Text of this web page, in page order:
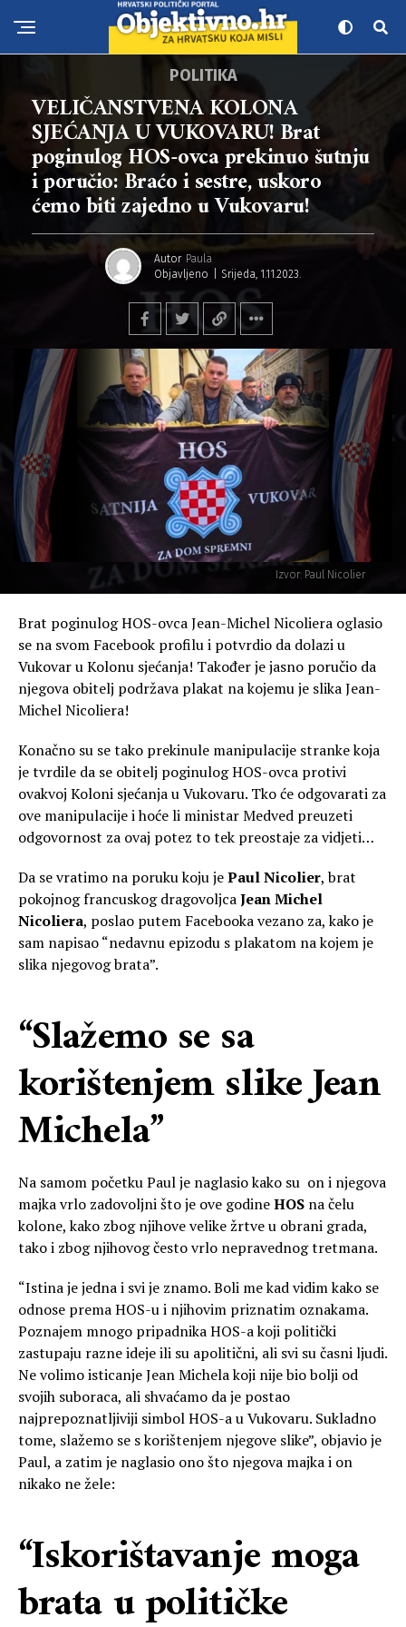
Izvor: Paul Nicolier
POLITIKA
VELIČANSTVENA KOLONA
SJEĆANJA U VUKOVARU! Brat
poginulog HOS-ovca prekinuo šutnju
i poručio: Braćo i sestre, uskoro
ćemo biti zajedno u Vukovaru!
Autor Paula
Objavljeno
Srijeda, 1.11.2023.
Brat poginulog HOS-ovca Jean-Michel Nicoliera oglasio
se na svom Facebook profilu i potvrdio da dolazi u
Vukovar u Kolonu sjećanja! Također je jasno poručio da
njegova obitelj podržava plakat na kojemu je slika Jean-
Michel Nicoliera!
Konačno su se tako prekinule manipulacije stranke koja
je tvrdile da se obitelj poginulog HOS-ovca protivi
ovakvoj Koloni sjećanja u Vukovaru. Tko će odgovarati za
ove manipulacije i hoće li ministar Medved preuzeti
odgovornost za ovaj potez to tek preostaje za vidjeti…
Da se vratimo na poruku koju jePaul Nicolier, brat
pokojnog francuskog dragovoljcaJean Michel
Nicoliera, poslao putem Facebooka vezano za, kako je
sam napisao “nedavnu epizodu s plakatom na kojem je
slika njegovog brata”.
“Slažemo se sa
korištenjem slike Jean
Michela”
Na samom početku Paul je naglasio kako su on i njegova
majka vrlo zadovoljni što je ove godineHOS na čelu
kolone, kako zbog njihove velike žrtve u obrani grada,
tako i zbog njihovog često vrlo nepravednog tretmana.
“Istina je jedna i svi je znamo. Boli me kad vidim kako se
odnose prema HOS-u i njihovim priznatim oznakama.
Poznajem mnogo pripadnika HOS-a koji politički
zastupaju razne ideje ili su apolitični, ali svi su časni ljudi.
Ne volimo isticanje Jean Michela koji nije bio bolji od
svojih suboraca, ali shvaćamo da je postao
najprepoznatljiviji simbol HOS-a u Vukovaru. Sukladno
tome, slažemo se s korištenjem njegove slike”, objavio je
Paul, a zatim je naglasio ono što njegova majka i on
nikako ne žele:
“Iskorištavanje moga
brata u političke